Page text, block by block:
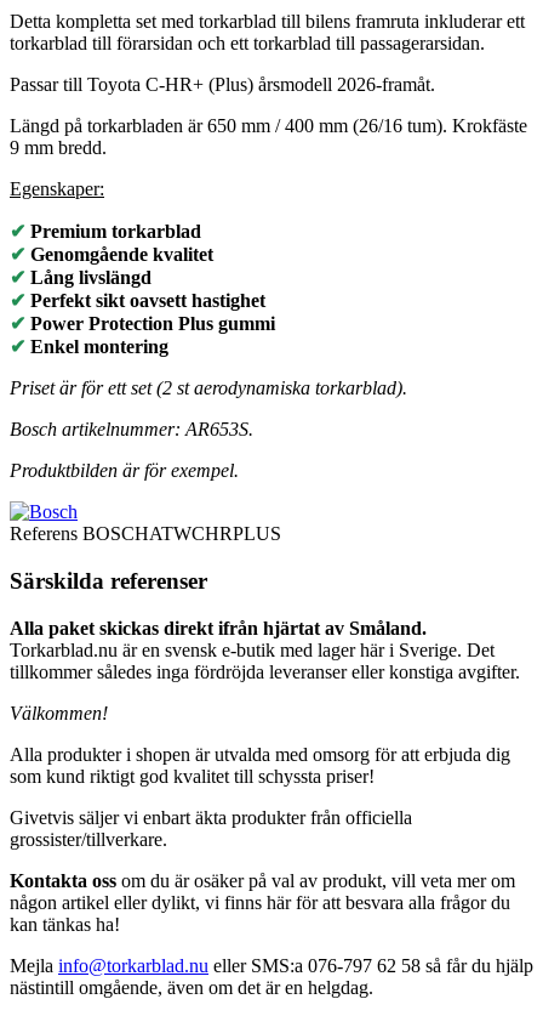
Detta kompletta set med torkarblad till bilens framruta inkluderar ett
torkarblad till förarsidan och ett torkarblad till passagerarsidan.
Passar till Toyota C-HR+ (Plus) årsmodell 2026-framåt.
Längd på torkarbladen är 650 mm / 400 mm (26/16 tum). Krokfäste
9 mm bredd.
Egenskaper:
✔ Premium torkarblad
✔ Genomgående kvalitet
✔ Lång livslängd
✔ Perfekt sikt oavsett hastighet
✔ Power Protection Plus gummi
✔ Enkel montering
Priset är för ett set (2 st aerodynamiska torkarblad).
Bosch artikelnummer: AR653S.
Produktbilden är för exempel.
Referens BOSCHATWCHRPLUS
Särskilda referenser
Alla paket skickas direkt ifrån hjärtat av Småland.
Torkarblad.nu är en svensk e-butik med lager här i Sverige. Det
tillkommer således inga fördröjda leveranser eller konstiga avgifter.
Välkommen!
Alla produkter i shopen är utvalda med omsorg för att erbjuda dig
som kund riktigt god kvalitet till schyssta priser!
Givetvis säljer vi enbart äkta produkter från officiella
grossister/tillverkare.
Kontakta oss om du är osäker på val av produkt, vill veta mer om
någon artikel eller dylikt, vi finns här för att besvara alla frågor du
kan tänkas ha!
Mejla info@torkarblad.nu eller SMS:a 076-797 62 58 så får du hjälp
nästintill omgående, även om det är en helgdag.